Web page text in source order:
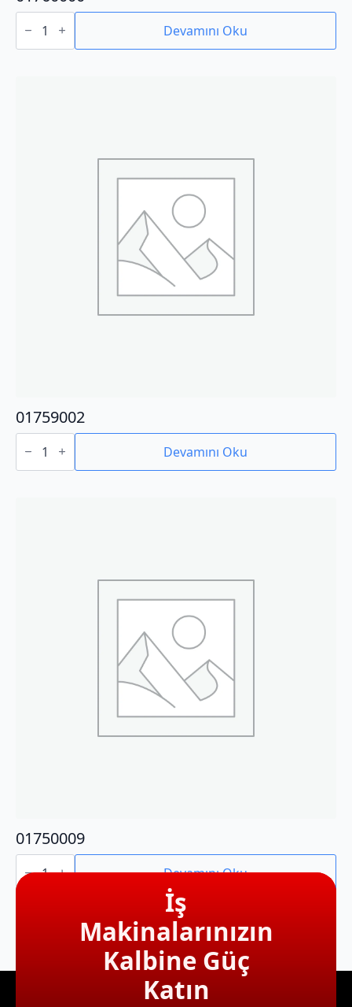
01760000
adet Devamını Oku
01759002
01759002
adet Devamını Oku
01750009
01750009
adet Devamını Oku
İş
Makinalarınızın
Kalbine Güç
Katın